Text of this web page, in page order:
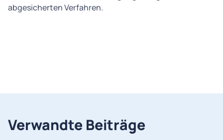
abgesicherten Verfahren.
Verwandte Beiträge